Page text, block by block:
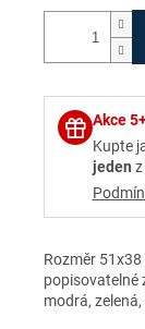
Akce
Kupte
jeden
Rozměr
popisovatelné
modrá,